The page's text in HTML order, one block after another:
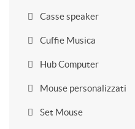
Casse speaker
Cuffie Musica
Hub Computer
Mouse personalizzati
Set Mouse